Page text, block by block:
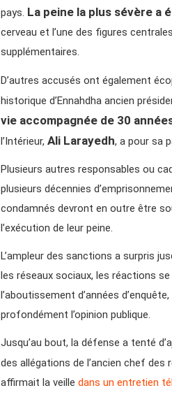
pays. La peine la plus sévère a
cerveau et l’une des figures
supplémentaires.
D’autres accusés ont également
historique d’Ennahdha ancien
vie accompagnée de 30
l’Intérieur, Ali Larayedh, a pour sa
Plusieurs autres responsables ou
plusieurs décennies
condamnés devront en outre être
l’exécution de leur peine.
L’ampleur des sanctions a surpris
les réseaux sociaux, les réactions
l’aboutissement d’années
profondément l’opinion publique.
Jusqu’au bout, la défense a tenté
des allégations de l’ancien chef des
affirmait la veille dans un entretien